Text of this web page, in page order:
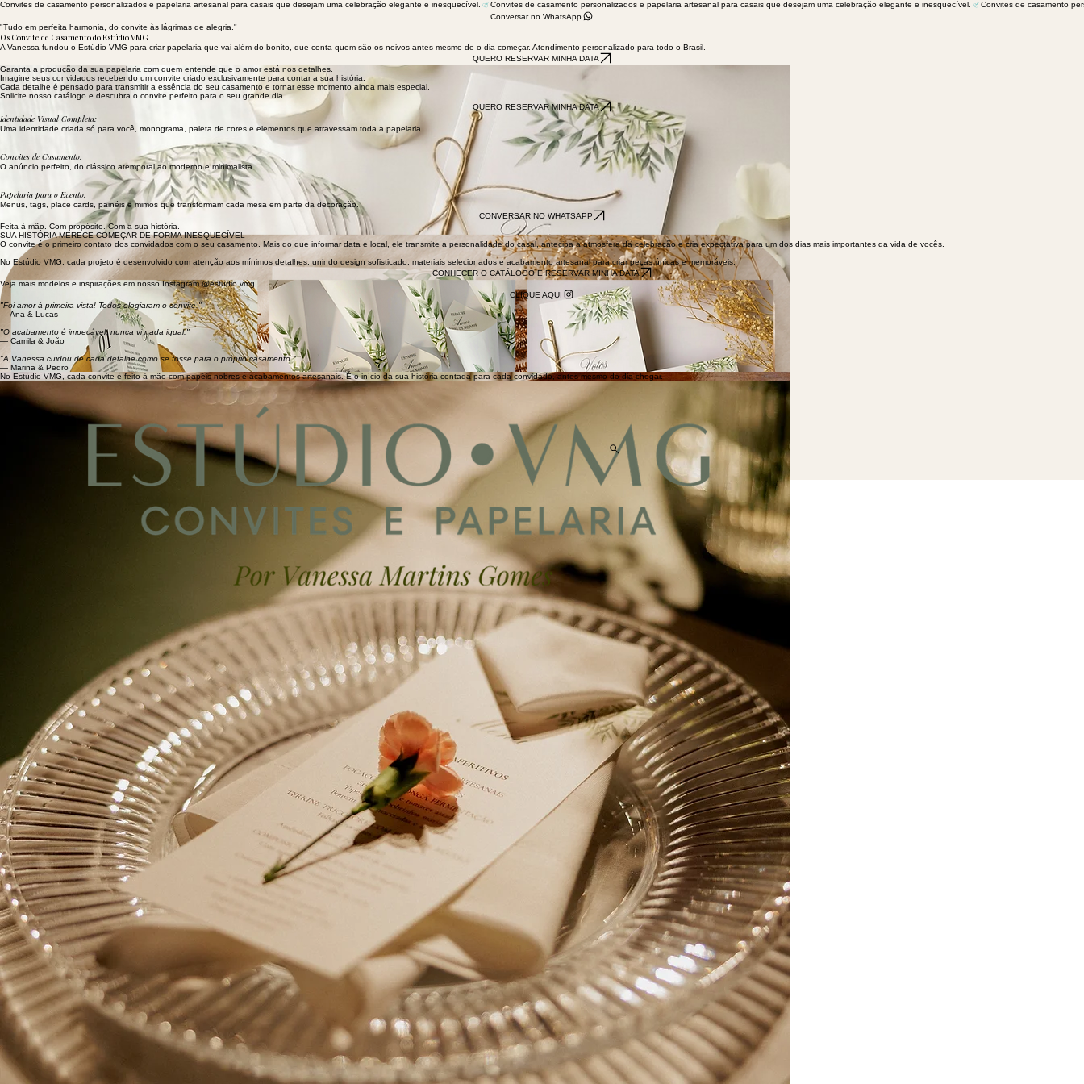
Convites de casamento personalizados e papelaria artesanal para casais que desejam uma celebração elegante e inesquecível.
Conversar no WhatsApp
"Tudo em perfeita harmonia, do convite às lágrimas de alegria."
Os Convite de Casamento do Estúdio VMG
A Vanessa fundou o Estúdio VMG para criar papelaria que vai além do bonito, que conta quem são os noivos antes mesmo de o dia começar. Atendimento personalizado para todo o Brasil.
QUERO RESERVAR MINHA DATA
Garanta a produção da sua papelaria com quem entende que o amor está nos detalhes.
Imagine seus convidados recebendo um convite criado exclusivamente para contar a sua história.
Cada detalhe é pensado para transmitir a essência do seu casamento e tornar esse momento ainda mais especial.
Solicite nosso catálogo e descubra o convite perfeito para o seu grande dia.
QUERO RESERVAR MINHA DATA
Identidade Visual Completa:
Uma identidade criada só para você, monograma, paleta de cores e elementos que atravessam toda a papelaria.
Convites de Casamento:
O anúncio perfeito, do clássico atemporal ao moderno e minimalista.
Papelaria para o Evento:
Menus, tags, place cards, painéis e mimos que transformam cada mesa em parte da decoração.
CONVERSAR NO WHATSAPP
Feita à mão. Com propósito. Com a sua história.
SUA HISTÓRIA MERECE COMEÇAR DE FORMA INESQUECÍVEL
O convite é o primeiro contato dos convidados com o seu casamento. Mais do que informar data e local, ele transmite a personalidade do casal, antecipa a atmosfera da celebração e cria expectativa para um dos dias mais importantes da vida de vocês.
No Estúdio VMG, cada projeto é desenvolvido com atenção aos mínimos detalhes, unindo design sofisticado, materiais selecionados e acabamento artesanal para criar peças únicas e memoráveis.
CONHECER O CATÁLOGO E RESERVAR MINHA DATA
Veja mais modelos e inspirações em nosso Instagram @estudio.vmg
CLIQUE AQUI
"Foi amor à primeira vista! Todos elogiaram o convite."
— Ana & Lucas
"O acabamento é impecável, nunca vi nada igual."
— Camila & João
"A Vanessa cuidou de cada detalhe como se fosse para o próprio casamento."
— Marina & Pedro
No Estúdio VMG, cada convite é feito à mão com papéis nobres e acabamentos artesanais. É o início da sua história contada para cada convidado, antes mesmo do dia chegar.
Seu convite será a primeira lembrança do seu casamento. Faça com que ele seja inesquecível!
Atendimento online para todo o Brasil.
v.martinsconvites@gmail.com
(11)96847-2490
Conheça nosso trabalho em nossas redes sociais.
© 2026 Estúdio VMG. Todos os direitos reservados.
Política de privacidade e Termo de uso